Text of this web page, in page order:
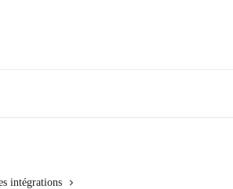
intégrations